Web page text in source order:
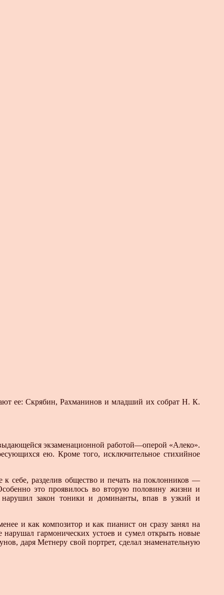
ее: Скрябин, Рахманинов и младший их собрат Н. К.
экзаменационной работой—оперой «Алеко».
ею. Кроме того, исключительное стихийное
к себе, разделив общество и печать на поклонников —
это проявилось во вторую половину жизни и
нарушил закон тоники и доминанты, впав в узкий и
и как композитор и как пианист он сразу занял на
гармонических устоев и сумел открыть новые
даря Метнеру свой портрет, сделал знаменательную